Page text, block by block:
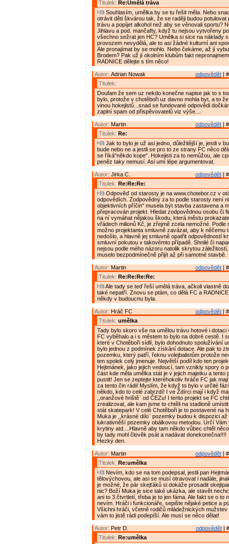
Titulek: Re:Umělá tráva
Souhlasím, umělka by se tu řešit měla. Nebo
otrávit děti škvárou tak, že se raději budou potulovat
trávu a popíjet alkohol než aby se věnovali sportu?
Jihlavu a pod. mančafty, když tu nejsou vytvořeny
všechno sežrat jen HC? Umělka si sice na náklady
provozem nevydělá, ale to asi žádné kulturní ani
Ale pronajímat by se mohlo. Nebo čekáme, až jí
Brodem? Pak už jí okolním klubům fakt
RADNICE dělejte s tím něco!
odpovědět |
Autor: Adrian Nowak
Titulek:
Doufam že sem uz nekdo konečne napise jak to s
bylo, protože v chotěboři uz davno mohla byt, a to
vinou hokejistů...snad se fundované odpovědi
zaplní spam od přispěvovatelů viz výše....
odpovědět |
Autor: Martin
Titulek: Re:
Jak to bylo je už asi jedno, důležitější je, jestli v
bude nebo ne a jestli se pro to ze strany FC něco
se říká"někdo kope". Hokejisti za to nemůžou, ale
peněz taky nemusí. Asi umí lépe argumentovat.
odpovědět |
Autor: Jirka C.
Titulek: Re:Re:Re:
Odpověď od starosty je na www.chotebor.cz v
odpovědích. Zodpovědný za to podle starosty není
objektivních příčin" musela být stavba zastavena a
přepracován projekt. Hledat zodpovědnou osobu či
na ní vymáhat nějakou škodu, která městu
vřádech milionů Kč, je zřejmě zcela nemožné. Podle
možno projektanta smluvně zavázat, aby k něčemu
nedošlo, a hlavně jej smluvně opatřit odpovědností
smluvní pokutou v takovémto případě. Shnilé či
nejsou podle mého názoru natolik skrytou
muselo bezpodmínečně přijít až při samotné stavbě.
odpovědět |
Autor: Martin
Titulek: Re:Re:Re:Re:
Ale tady se teď řeší umělá tráva, ačkoli vlastně
také nepatří. Znovu se ptám, co dělá FC a
někdy v budoucnu byla.
odpovědět |
Autor: Hráč FC
Titulek: umělka
Tady bylo skoro vše na umělou trávu hotové i dotaci
FC vyběhalo a i s městem to bylo na dobré cestě. I
které v Chotěboři sídlí, bylo dohodnuto spolužívání
bylo jednou z podmínek získání dotace. Ale pak to
pozemku, který patří, řeknu volejbalistům protože
ten spolek celý jmenuje. Největší podíl kdo ten
Hejtmánek, jako jejich vedoucí, tam vznikly spory o
část kde měla umělka stát je v jejich majetku a tento
pustit! Jen se zeptejte kteréhokoliv hráče FC jak
za tento čin rádi! Myslím, že když to bylo v určité
někdo, kdo to celé zabrzdí! I ve Ždírci mají i když
,,oranžové hriště¨ od ČEZu! I tento projekt se FC
zrealizovat, ale kam jsme to chtěli na stadioně
stát skatepark! V celé Chotěboři je to postavené na
Muka je ,,krásné dílo¨ pozemky budou k dispozici
lukrativněší pozemky obálkovou metodou. Určí
krytiny atd....Hlavně aby tam někdo vůbec chtěl
by tady mohl člověk psát a nadávat donekonečna!!!!
Hezký den.
odpovědět |
Autor: Martin
Titulek: Re:umělka
Nevím, kdo se na tom podepsal, jestli pan
tělovýchovou, ale asi se musí otravovat i nadále,
je možné, že pár skejťáků si dokáže prosadit
nic? Boží Muka je sice také ukázka, ale stavět
ani to 3.čtvrtletí, třeba je to jen fáma. Ale fakt se o to
nevím. Hráči i funkcionáře, sepište nějaké petice a
Všichni hráči, včetně rodičů mládežnických
vám to jistě rádi podepíší. Ale musí se něco dělat!
odpovědět |
Autor: Petr D.
Titulek: Re:umělka